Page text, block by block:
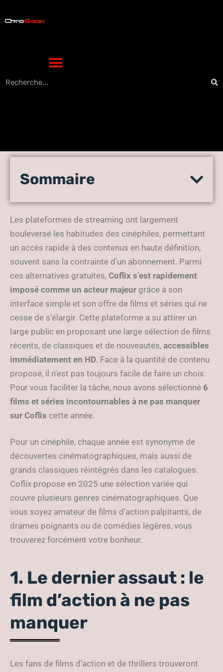
Coflix : les 6 films à ne pas
cinéphiles
Sommaire
Les plateformes de streaming ont largement
bouleversé les habitudes des cinéphiles, permettant
un accès rapide à des contenus en haute définition,
souvent sans la contrainte d’un abonnement. Parmi
ces alternatives gratuites, Coflix s’est rapidement
imposé comme un acteur majeur grâce à son
interface simple et son offre de films et séries qui ne
cesse de s’élargir. Cette plateforme a su attirer un
large public en proposant une large sélection de films
récents, de classiques et de nouveautés, accessibles
immédiatement en HD. Face à la quantité de contenu
proposé, il n’est pas toujours facile de faire un choix.
Pour vous faciliter la tâche, nous avons sélectionné 6
films et séries incontournables à ne pas manquer
sur Coflix cette année.
Pour un cinéphile, chaque année est synonyme de
découvertes cinématographiques, mais aussi de
grands classiques réintégrés dans les catalogues.
Coflix propose en 2025 une sélection variée qui
couvre plusieurs genres cinématographiques. Que
vous soyez amateur de films d’action palpitants, de
drames poignants ou de comédies légères, vous
trouverez forcément votre bonheur.
1. Le dernier assaut : le
film d’action à ne pas
manquer
Les fans de films d’action et de thrillers trouveront